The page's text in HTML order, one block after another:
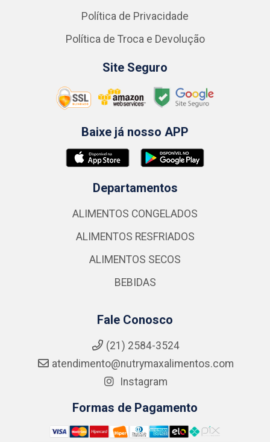
Política de Privacidade
Política de Troca e Devolução
Site Seguro
Baixe já nosso APP
Departamentos
ALIMENTOS CONGELADOS
ALIMENTOS RESFRIADOS
ALIMENTOS SECOS
BEBIDAS
Fale Conosco
(21) 2584-3524
atendimento@nutrymaxalimentos.com
Instagram
Formas de Pagamento